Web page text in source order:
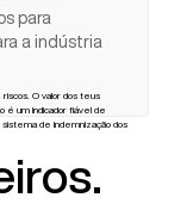
para
a indústria
O valor dos teus
é um indicador fiável de
de indemnização dos